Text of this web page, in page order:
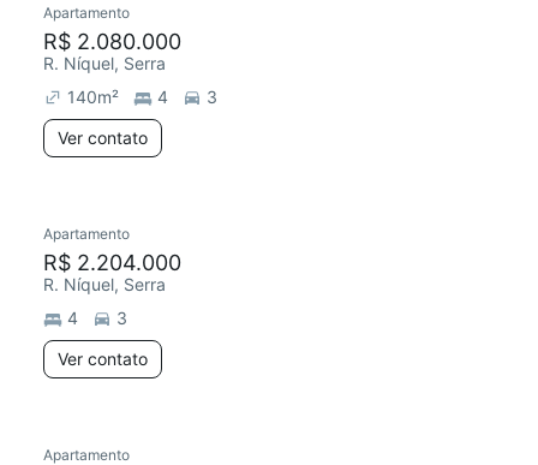
Apartamento
R$ 2.080.000
R. Níquel, Serra
140m² 4
3
Ver contato
Apartamento
R$ 2.204.000
R. Níquel, Serra
4
3
Ver contato
Apartamento